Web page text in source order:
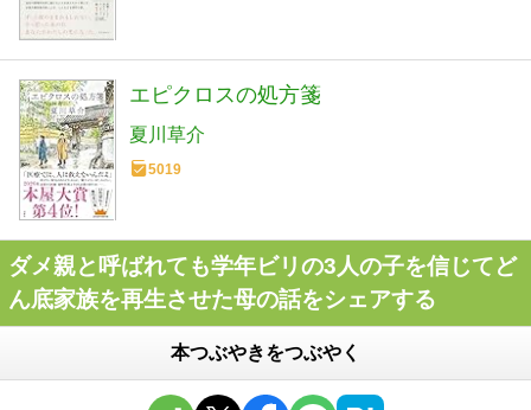
エピクロスの処方箋
夏川草介
5019
ダメ親と呼ばれても学年ビリの3人の子を信じてど
ん底家族を再生させた母の話をシェアする
本つぶやきをつぶやく